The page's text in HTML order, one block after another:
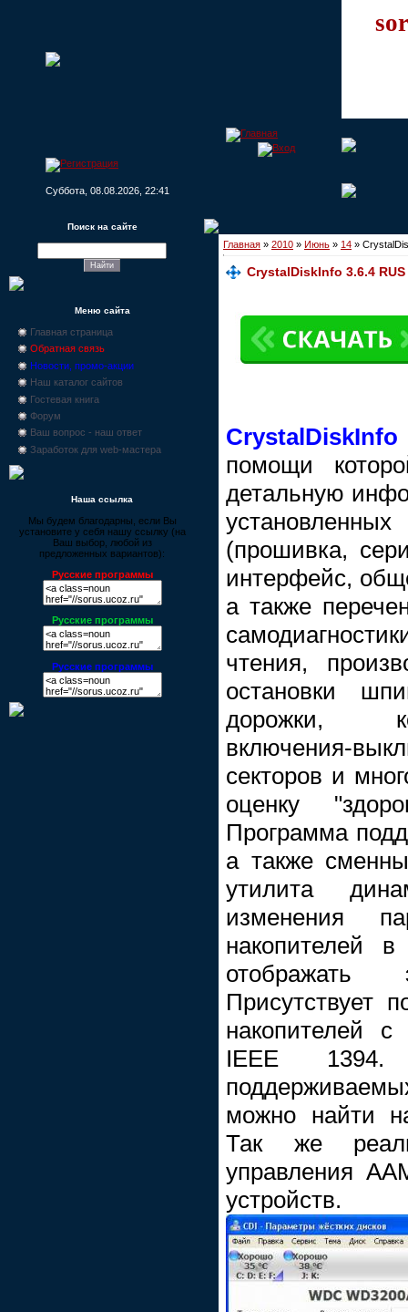
Суббота, 08.08.2026, 22:41
Поиск на сайте
Меню сайта
Главная страница
Обратная связь
Новости, промо-акции
Наш каталог сайтов
Гостевая книга
Форум
Ваш вопрос - наш ответ
Заработок для web-мастера
Наша ссылка
Мы будем благодарны, если Вы
установите у себя нашу ссылку (на
Ваш выбор, любой из
предложенных вариантов):
Русские программы
Русские программы
Русские программы
Главная » 2010 » Июнь » 14 »
CrystalDiskInfo 3.6.4
CrystalDiskInfo
помощи
детальную
(прошивка,
интерфейс,
а также
чтения,
остановки
дорожки,
включения-
секторов и
оценку
Программа
а также
утилита
изменения
накопителей
Присутствует
накопителей
IEEE 1394.
можно найти
Так же
управления
устройств.